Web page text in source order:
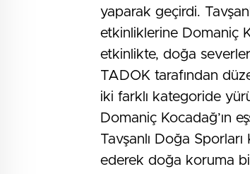
yaparak geçirdi.
etkinliklerine Domaniç
etkinlikte, doğa
TADOK tarafından
iki farklı kategoride
Domaniç Kocadağ’ın
Tavşanlı Doğa
ederek doğa koruma